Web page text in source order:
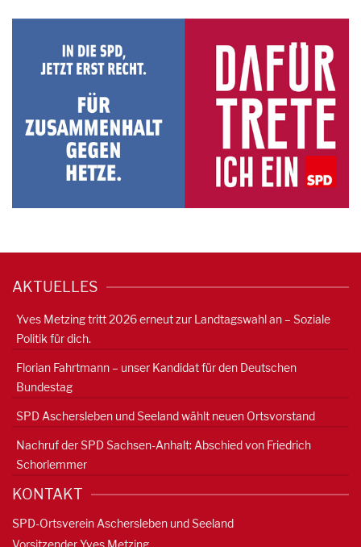
AKTUELLES
Yves Metzing tritt 2026 erneut zur Landtagswahl an – Soziale
Politik für dich.
Florian Fahrtmann – unser Kandidat für den Deutschen
Bundestag
SPD Aschersleben und Seeland wählt neuen Ortsvorstand
Nachruf der SPD Sachsen-Anhalt: Abschied von Friedrich
Schorlemmer
KONTAKT
SPD-Ortsverein Aschersleben und Seeland